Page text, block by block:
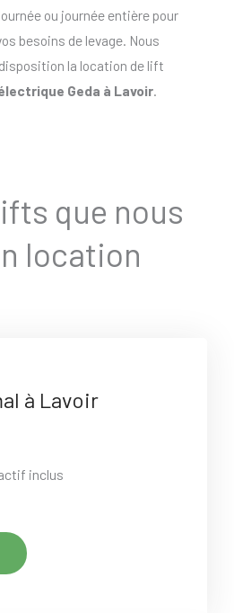
ou journée entière pour
besoins de levage. Nous
la location de lift
Geda à Lavoir.
que nous
location
à Lavoir
inclus